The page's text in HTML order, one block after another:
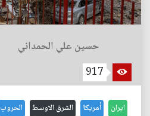
حسين علي الحمداني
917
ايران أمريكا الشرق الاوسط الحروب